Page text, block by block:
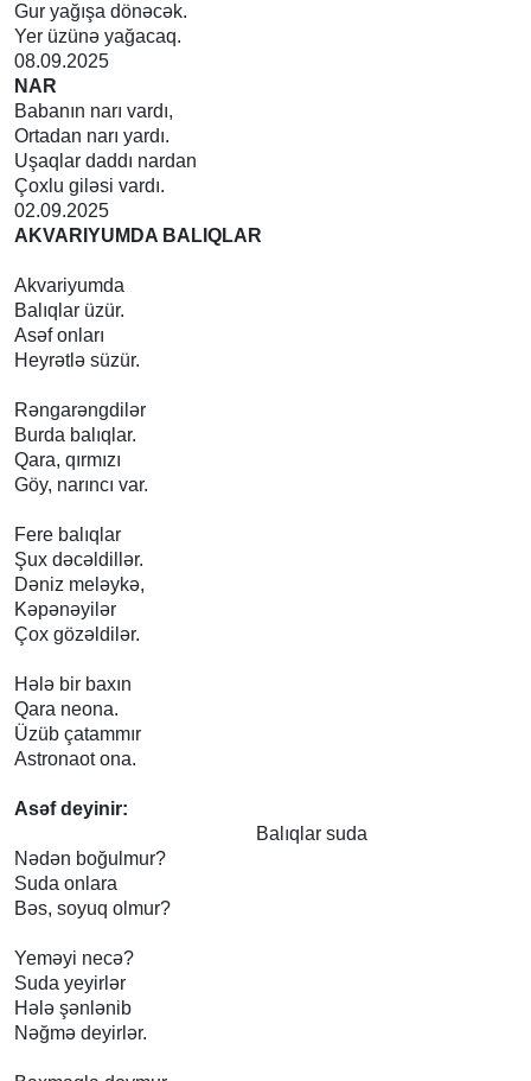
Gur yağışa dönəcək.
Yer üzünə yağacaq.
08.09.2025
NAR
Babanın narı vardı,
Ortadan narı yardı.
Uşaqlar daddı nardan
Çoxlu giləsi vardı.
02.09.2025
AKVARIYUMDA BALIQLAR
Akvariyumda
Balıqlar üzür.
Asəf onları
Heyrətlə süzür.
Rəngarəngdilər
Burda balıqlar.
Qara, qırmızı
Göy, narıncı var.
Fere balıqlar
Şux dəcəldillər.
Dəniz meləykə,
Kəpənəyilər
Çox gözəldilər.
Hələ bir baxın
Qara neona.
Üzüb çatammır
Astronaot ona.
Asəf deyinir:
Balıqlar suda
Nədən boğulmur?
Suda onlara
Bəs, soyuq olmur?
Yeməyi necə?
Suda yeyirlər
Hələ şənlənib
Nəğmə deyirlər.